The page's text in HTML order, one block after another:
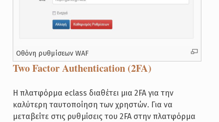
Οθόνη ρυθμίσεων WAF
Two Factor Authentication (2FA)
Η πλατφόρμα eclass διαθέτει μια 2FA για την
καλύτερη ταυτοποίηση των χρηστών. Για να
μεταβείτε στις ρυθμίσεις του 2FA στην πλατφόρμα